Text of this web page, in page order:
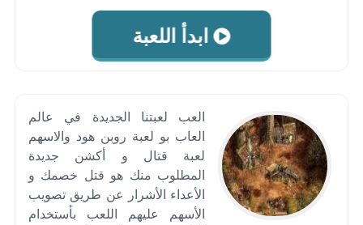
ابدأ اللعبة
العب لعبتنا الجديدة في عالم
العاب بو لعبة روبن هود والاسهم
لعبة قتال و أكشن جديدة
المطلوب منك هو قتل خصمك و
الأعداء الأشرار عن طريق تصويب
الأسهم عليهم اللعب بأستخدام